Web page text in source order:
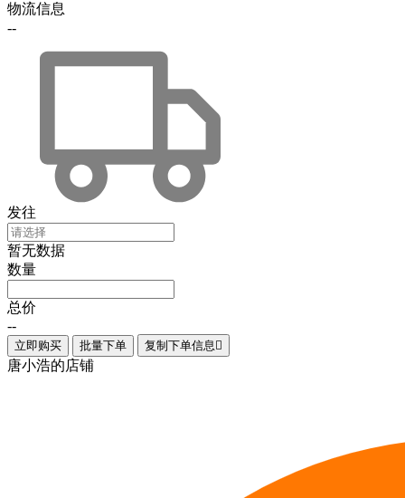
物流信息
--
发往
暂无数据
数量
总价
--
立即购买 批量下单 复制下单信息 
唐小浩的店铺